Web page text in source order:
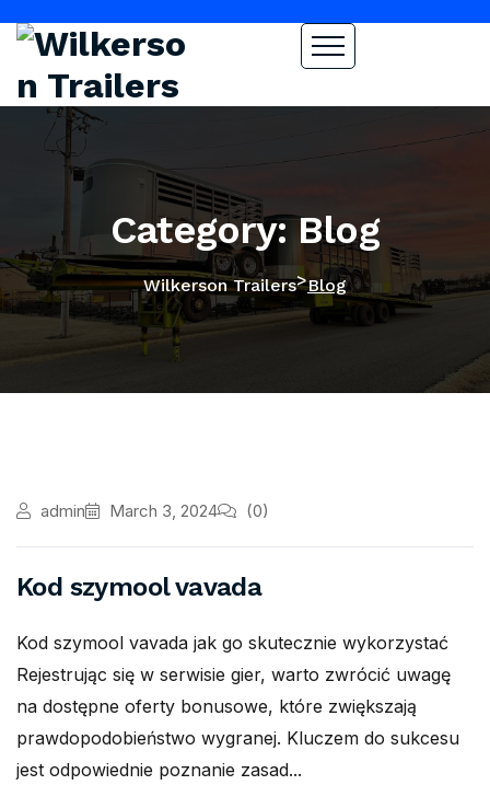
Category: Blog
Wilkerson Trailers>Blog
admin March 3, 2024 (0)
Kod szymool vavada
Kod szymool vavada jak go skutecznie wykorzystać
Rejestrując się w serwisie gier, warto zwrócić uwagę
na dostępne oferty bonusowe, które zwiększają
prawdopodobieństwo wygranej. Kluczem do sukcesu
jest odpowiednie poznanie zasad...